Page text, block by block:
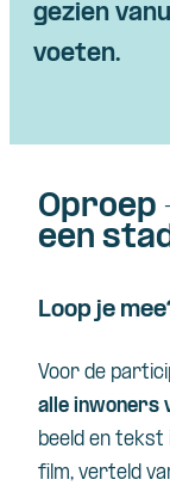
gezien
voeten.
Oproep
een
Loop je
Voor de
alle inwoners
beeld en
film, verteld